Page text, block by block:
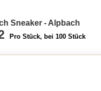
Sneaker - Alpbach
Pro Stück, bei 100 Stück